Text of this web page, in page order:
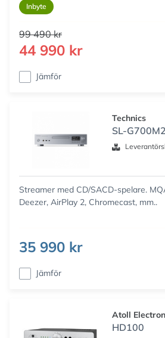
Inbyte
99 490 kr
44 990 kr
Jämför
Technics
SL-G700M2
Streamer med CD/SACD-spelare.
Deezer, AirPlay 2, Chromecast, mm..
35 990 kr
Jämför
Atoll
HD100